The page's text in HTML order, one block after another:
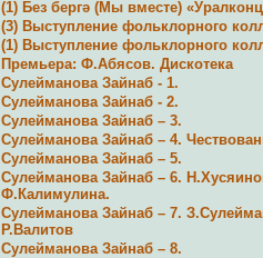
(1) Без бергә (Мы вместе)
(3) Выступление фольклорного
(1) Выступление фольклорного
Премьера: Ф.Абясов. Дискотека
Сулейманова Зайнаб - 1.
Сулейманова Зайнаб - 2.
Сулейманова Зайнаб – 3.
Сулейманова Зайнаб – 4.
Сулейманова Зайнаб – 5.
Сулейманова Зайнаб – 6.
Ф.Калимулина.
Сулейманова Зайнаб – 7.
Р.Валитов
Сулейманова Зайнаб – 8.